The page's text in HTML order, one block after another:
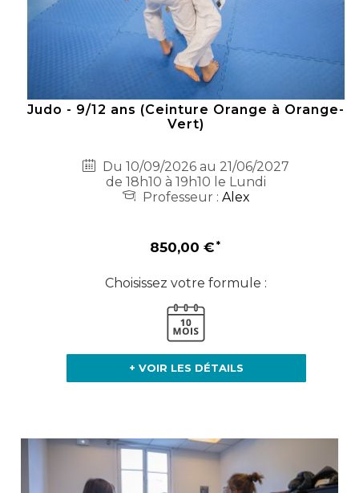
Judo - 9/12 ans (Ceinture Orange à Orange-
Vert)
Du 10/09/2026 au 21/06/2027
de 18h10 à 19h10 le Lundi
Professeur : Alex
850,00 €
Choisissez votre formule :
+ VOIR LES DÉTAILS